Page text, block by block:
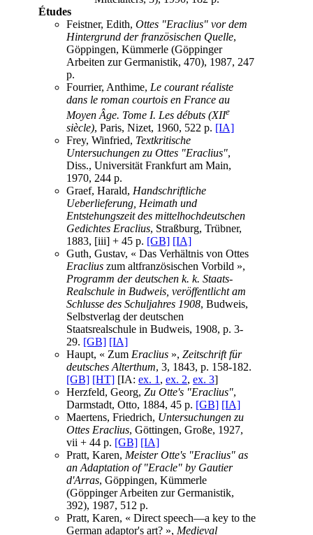
Études
Feistner, Edith, Ottes "Eraclius" vor dem
Hintergrund der französischen Quelle,
Göppingen, Kümmerle (Göppinger
Arbeiten zur Germanistik, 470), 1987, 247
p.
Fourrier, Anthime, Le courant réaliste
dans le roman courtois en France au
Moyen Âge. Tome I. Les débuts (XIIe
siècle), Paris, Nizet, 1960, 522 p. [IA]
Frey, Winfried, Textkritische
Untersuchungen zu Ottes "Eraclius",
Diss., Universität Frankfurt am Main,
1970, 244 p.
Graef, Harald, Handschriftliche
Ueberlieferung, Heimath und
Entstehungszeit des mittelhochdeutschen
Gedichtes Eraclius, Straßburg, Trübner,
1883, [iii] + 45 p. [GB] [IA]
Guth, Gustav, « Das Verhältnis von Ottes
Eraclius zum altfranzösischen Vorbild »,
Programm der deutschen k. k. Staats-
Realschule in Budweis, veröffentlicht am
Schlusse des Schuljahres 1908, Budweis,
Selbstverlag der deutschen
Staatsrealschule in Budweis, 1908, p. 3-
29. [GB] [IA]
Haupt, « Zum Eraclius », Zeitschrift für
deutsches Alterthum, 3, 1843, p. 158-182.
[GB] [HT] [IA: ex. 1, ex. 2, ex. 3]
Herzfeld, Georg, Zu Otte's "Eraclius",
Darmstadt, Otto, 1884, 45 p. [GB] [IA]
Maertens, Friedrich, Untersuchungen zu
Ottes Eraclius, Göttingen, Große, 1927,
vii + 44 p. [GB] [IA]
Pratt, Karen, Meister Otte's "Eraclius" as
an Adaptation of "Eracle" by Gautier
d'Arras, Göppingen, Kümmerle
(Göppinger Arbeiten zur Germanistik,
392), 1987, 512 p.
Pratt, Karen, « Direct speech—a key to the
German adaptor's art? », Medieval